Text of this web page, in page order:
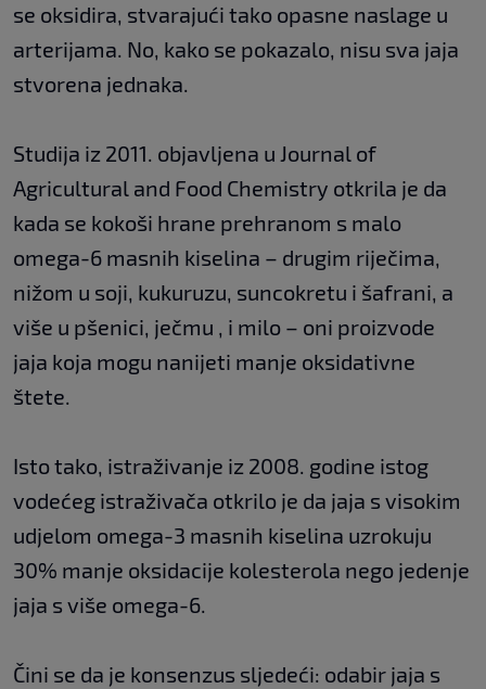
se oksidira, stvarajući tako opasne naslage u
arterijama. No, kako se pokazalo, nisu sva jaja
stvorena jednaka.
Studija iz 2011. objavljena u Journal of
Agricultural and Food Chemistry otkrila je da
kada se kokoši hrane prehranom s malo
omega-6 masnih kiselina – drugim riječima,
nižom u soji, kukuruzu, suncokretu i šafrani, a
više u pšenici, ječmu , i milo – oni proizvode
jaja koja mogu nanijeti manje oksidativne
štete.
Isto tako, istraživanje iz 2008. godine istog
vodećeg istraživača otkrilo je da jaja s visokim
udjelom omega-3 masnih kiselina uzrokuju
30% manje oksidacije kolesterola nego jedenje
jaja s više omega-6.
Čini se da je konsenzus sljedeći: odabir jaja s